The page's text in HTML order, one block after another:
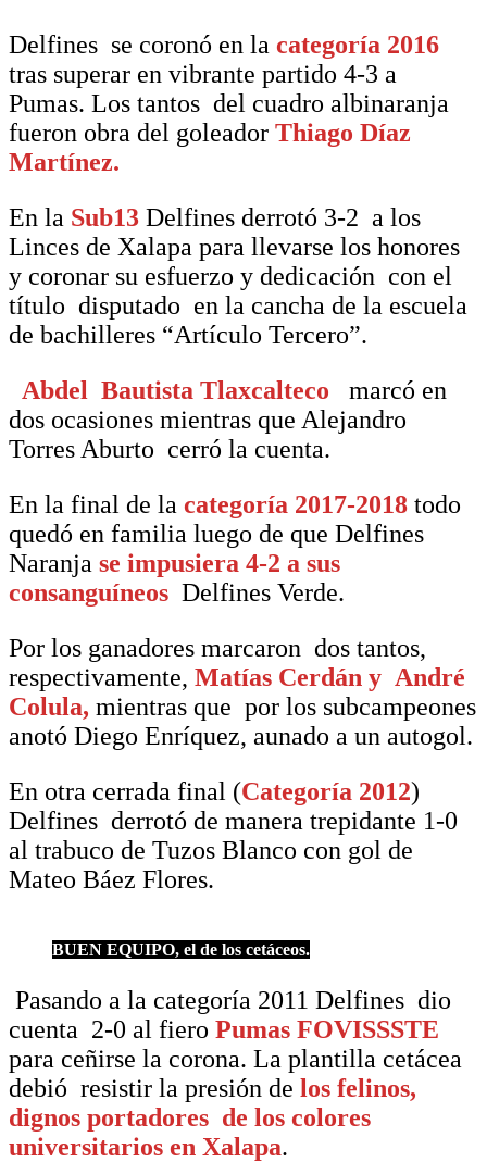
Delfines se coronó en la categoría 2016
tras superar en vibrante partido 4-3 a
Pumas. Los tantos del cuadro albinaranja
fueron obra del goleador Thiago Díaz
Martínez.
En la Sub13 Delfines derrotó 3-2 a los
Linces de Xalapa para llevarse los honores
y coronar su esfuerzo y dedicación con el
título disputado en la cancha de la escuela
de bachilleres “Artículo Tercero”.
Abdel Bautista Tlaxcalteco
marcó en
dos ocasiones mientras que Alejandro
Torres Aburto cerró la cuenta.
En la final de la categoría 2017-2018 todo
quedó en familia luego de que Delfines
Naranja se impusiera 4-2 a sus
consanguíneos Delfines Verde.
Por los ganadores marcaron dos tantos,
respectivamente, Matías Cerdán y André
Colula, mientras que por los subcampeones
anotó Diego Enríquez, aunado a un autogol.
En otra cerrada final (Categoría 2012)
Delfines derrotó de manera trepidante 1-0
al trabuco de Tuzos Blanco con gol de
Mateo Báez Flores.
BUEN EQUIPO, el de los cetáceos.
Pasando a la categoría 2011 Delfines dio
cuenta 2-0 al fiero Pumas FOVISSSTE
para ceñirse la corona. La plantilla cetácea
debió resistir la presión de los felinos,
dignos portadores de los colores
universitarios en Xalapa.